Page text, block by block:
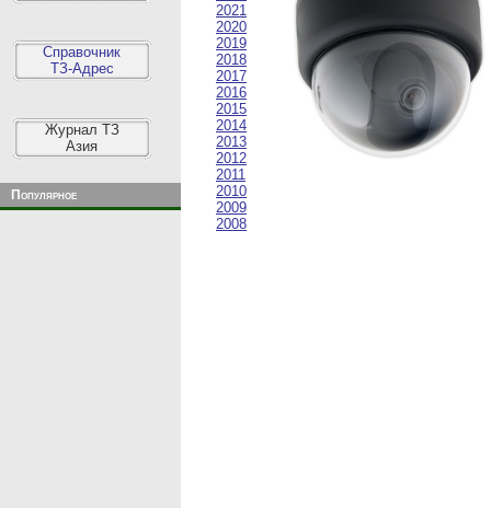
Справочник
ТЗ-Адрес
Журнал ТЗ
Азия
Популярное
2021
2020
2019
2018
2017
2016
2015
2014
2013
2012
2011
2010
2009
2008